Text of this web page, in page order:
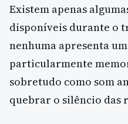
Existem apenas
disponíveis durante o
nenhuma apresenta
particularmente
sobretudo como som
quebrar o silêncio das